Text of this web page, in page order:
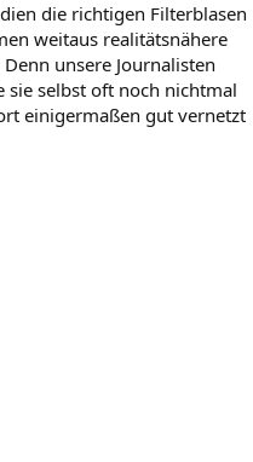
die richtigen Filterblasen
weitaus realitätsnähere
unsere Journalisten
sie selbst oft noch nichtmal
einigermaßen gut vernetzt